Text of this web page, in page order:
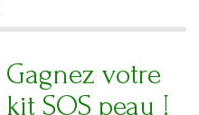
Gagnez votre
kit SOS peau !